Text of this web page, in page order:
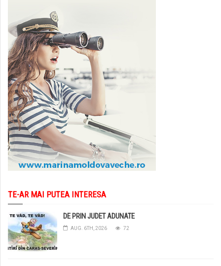
TE-AR MAI PUTEA INTERESA
DE PRIN JUDET ADUNATE
AUG. 6TH, 2026 72